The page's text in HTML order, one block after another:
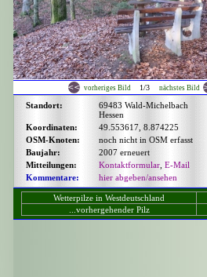
vorheriges Bild 1/3 nächstes Bild
Standort:
69483 Wald-Michelbach
Hessen
Koordinaten:
49.553617, 8.874225
OSM-Knoten:
noch nicht in OSM erfasst
Baujahr:
2007 erneuert
Mitteilungen:
Kontaktformular E-Mail
Kommentare:
hier abgeben/ansehen
Wetterpilze in Westdeutschland
...vorhergehender Pilz